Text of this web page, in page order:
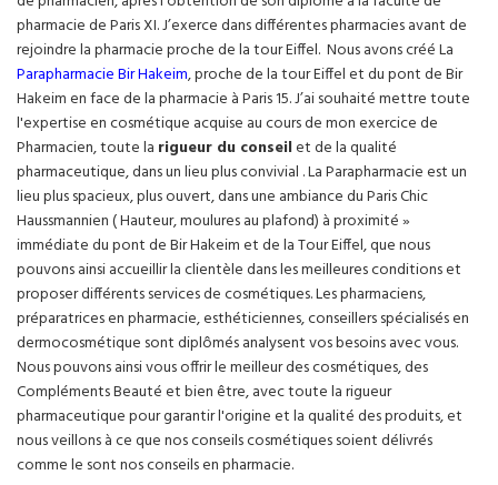
pharmacie de Paris XI. J’exerce dans différentes pharmacies avant de
rejoindre la pharmacie proche de la tour Eiffel. Nous avons créé La
Parapharmacie Bir Hakeim, proche de la tourEiffelet du pont de Bir
Hakeim en face de la pharmacie à Paris 15. J’ai souhaité mettre toute
l'expertise en cosmétique acquise au cours de mon exercice de
Pharmacien, toute la rigueur du conseilet de la qualité
pharmaceutique, dans un lieu plus convivial . La Parapharmacie est un
lieu plus spacieux, plus ouvert, dans une ambiance du Paris Chic
Haussmannien ( Hauteur, moulures au plafond) à proximité »
immédiate du pont de Bir Hakeim et de la Tour Eiffel, que nous
pouvons ainsi accueillir la clientèle dans les meilleures conditions et
proposer différents services de cosmétiques. Les pharmaciens,
préparatrices en pharmacie, esthéticiennes, conseillers spécialisés en
dermocosmétique sont diplômés analysent vos besoins avec vous.
Nous pouvons ainsi vous offrir le meilleur des cosmétiques, des
Compléments Beauté et bien être, avec toute la rigueur
pharmaceutique pour garantir l'origine et la qualité des produits, et
nous veillons à ce que nos conseils cosmétiques soient délivrés
comme le sont nos conseils en pharmacie.